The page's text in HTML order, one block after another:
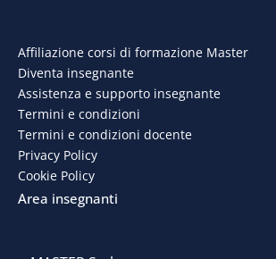
e
b
o
k
k
e
d
t
Affiliazione corsi di formazione Master
Diventa insegnante
Assistenza e supporto insegnante
Termini e condizioni
Termini e condizioni docente
Privacy Policy
Cookie Policy
Area insegnanti